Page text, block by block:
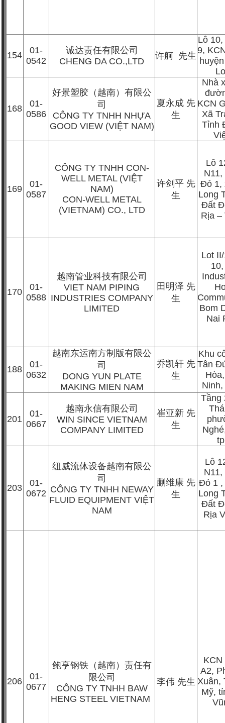
154
01-
0542
诚达责任有限公司
CHENG DA CO.,LTD
许舸 先生
Lô
9,
168
01-
0586
好景塑胶（越南）有限公
司
CÔNG TY TNHH NHỰA
GOOD VIEW (VIỆT NAM)
夏永成 先
生
Nhà
KCN
Xã
Tỉnh
169
01-
0587
CÔNG TY TNHH CON-
WELL METAL (VIỆT
NAM)
CON-WELL METAL
(VIETNAM) CO., LTD
许剑平 先
生
Lô
Đỏ 1,
Long
Đất
Rịa –
170
01-
0588
越南管业科技有限公司
VIET NAM PIPING
INDUSTRIES COMPANY
LIMITED
田明泽 先
生
Lot
Bom
Nai
188
01-
0632
越南东运南方制版有限公
司
DONG YUN PLATE
MAKING MIEN NAM
乔凯轩 先
生
Khu
Tân
201
01-
0667
越南永信有限公司
WIN SINCE VIETNAM
COMPANY LIMITED
崔亚新 先
生
Tầng
203
01-
0672
纽威流体设备越南有限公
司
CÔNG TY TNHH NEWAY
FLUID EQUIPMENT VIỆT
NAM
蒯维康 先
生
Lô
Đỏ 1
Long
Đất
Rịa
206
01-
0677
鲍亨钢铁（越南）责任有
限公司
CÔNG TY TNHH BAW
HENG STEEL VIETNAM
李伟 先生
KCN
A2,
Xuân,
Mỹ,